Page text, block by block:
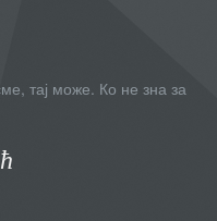
тај може. Ко не зна за